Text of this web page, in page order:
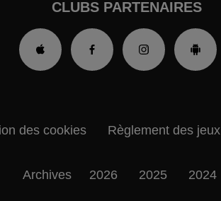
CLUBS PARTENAIRES
des cookies Règlement des jeux
Archives 2026 2025 2024